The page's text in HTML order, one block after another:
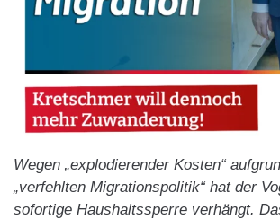
Wegen „explodierender Kosten“
„verfehlten Migrationspolitik“ hat der
sofortige Haushaltssperre verhängt.